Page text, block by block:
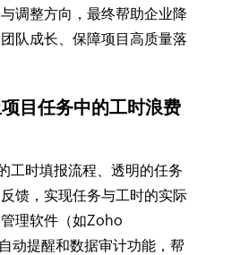
调整方向，最终帮助企业降
队成长、保障项目高质量落
目任务中的工时浪费
工时填报流程、透明的任务
馈，实现任务与工时的实际
理软件（如Zoho
动提醒和数据审计功能，帮